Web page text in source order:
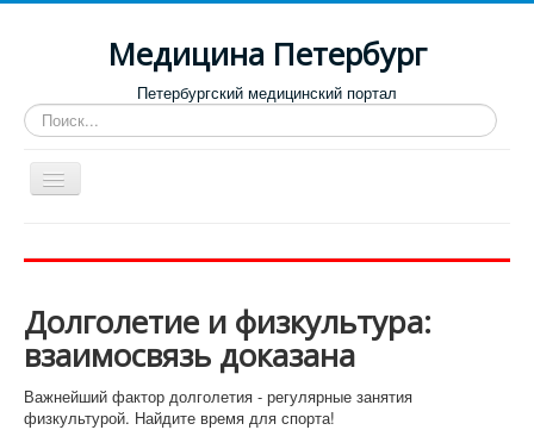
Медицина Петербург
Петербургский медицинский портал
Искать...
Toggle
Navigation
Роддома и женские консультации
Диспансеры
Лучшие клиники по направлениям
Долголетие и физкультура:
взаимосвязь доказана
Важнейший фактор долголетия - регулярные занятия
физкультурой. Найдите время для спорта!